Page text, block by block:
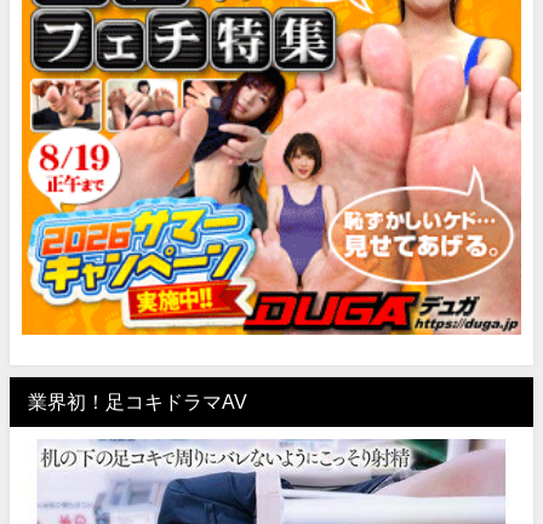
業界初！足コキドラマAV